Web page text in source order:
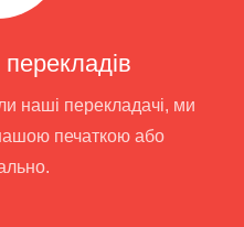
наші перекладачі, ми
печаткою або